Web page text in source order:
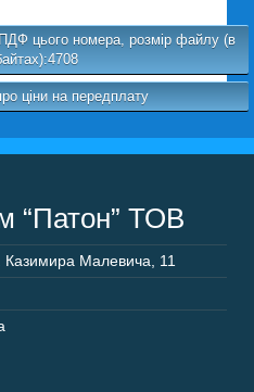
цього номера, розмір файлу (в
ціни на передплату
“Патон” ТОВ
Казимира Малевича, 11